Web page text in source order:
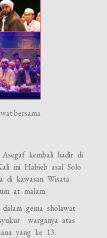
bersama
Asegaf kembali hadir di
ini Habieb asal Solo
di kawasan Wisata
at malam.
gema sholawat
warganya atas
yang ke 13.